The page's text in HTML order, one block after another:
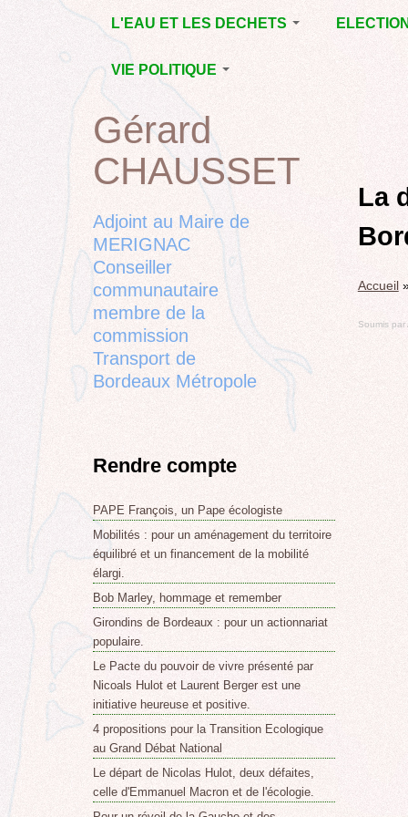
L'EAU ET LES DECHETS
ECONOMIE D’EAU,
SAGE, SÉCHERESSE
LA GESTION DES
DECHETS
CONTRAT DE L'EAU,
POLLUTIONS
CHANTIER
VIE POLITIQUE
L’ACTION POLITIQUE À
MÉRIGNAC
BORDEAUX
METROPOLE
EMPLOI, SOLIDARITES
ELECTIONS,
RUBRIQUES
DIVERSES, PETITES
PHRASES..
to
top
La
Accueil
Soumis par
Back
to
top
Gérard
CHAUSSET
Adjoint au Maire de
MERIGNAC
Conseiller
communautaire
membre de la
commission
Transport de
Bordeaux Métropole
Rendre compte
PAPE François, un Pape écologiste
Mobilités : pour un aménagement du territoire
équilibré et un financement de la mobilité
élargi.
Bob Marley, hommage et remember
Girondins de Bordeaux : pour un actionnariat
populaire.
Le Pacte du pouvoir de vivre présenté par
Nicoals Hulot et Laurent Berger est une
initiative heureuse et positive.
4 propositions pour la Transition Ecologique
au Grand Débat National
Le départ de Nicolas Hulot, deux défaites,
celle d'Emmanuel Macron et de l'écologie.